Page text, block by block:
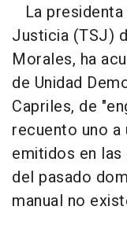
La
Justicia (TSJ)
Morales, ha
de Unidad
Capriles, de
recuento uno
emitidos en
del pasado
manual no